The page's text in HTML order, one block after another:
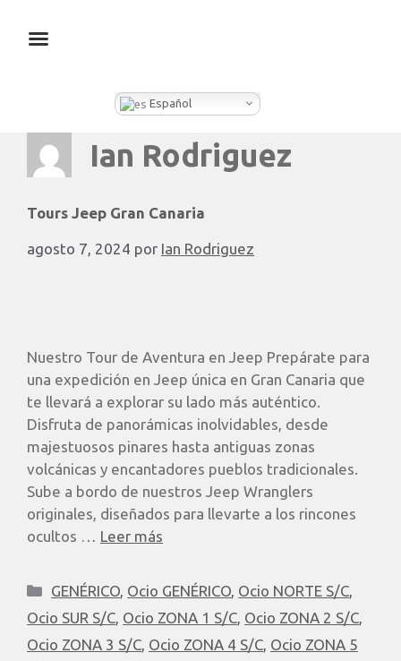
Español
Ian Rodriguez
Tours Jeep Gran Canaria
agosto 7, 2024 por Ian Rodriguez
Nuestro Tour de Aventura en Jeep Prepárate para
una expedición en Jeep única en Gran Canaria que
te llevará a explorar su lado más auténtico.
Disfruta de panorámicas inolvidables, desde
majestuosos pinares hasta antiguas zonas
volcánicas y encantadores pueblos tradicionales.
Sube a bordo de nuestros Jeep Wranglers
originales, diseñados para llevarte a los rincones
ocultos … Leer más
GENÉRICO Ocio GENÉRICO Ocio NORTE S/C
Ocio SUR S/C Ocio ZONA 1 S/C Ocio ZONA 2 S/C
Ocio ZONA 3 S/C Ocio ZONA 4 S/C Ocio ZONA 5